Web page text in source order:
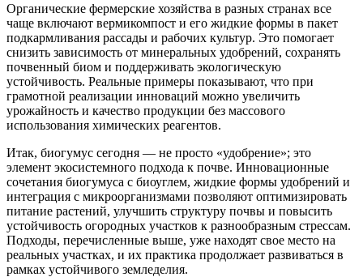
Органические фермерские хозяйства в разных странах все
чаще включают вермикомпост и его жидкие формы в пакет
подкармливания рассады и рабочих культур. Это помогает
снизить зависимость от минеральных удобрений, сохранять
почвенный биом и поддерживать экологическую
устойчивость. Реальные примеры показывают, что при
грамотной реализации инноваций можно увеличить
урожайность и качество продукции без массового
использования химических реагентов.
Итак, биогумус сегодня — не просто «удобрение»; это
элемент экосистемного подхода к почве. Инновационные
сочетания биогумуса с биоуглем, жидкие формы удобрений и
интеграция с микроорганизмами позволяют оптимизировать
питание растений, улучшить структуру почвы и повысить
устойчивость огородных участков к разнообразным стрессам.
Подходы, перечисленные выше, уже находят свое место на
реальных участках, и их практика продолжает развиваться в
рамках устойчивого земледелия.